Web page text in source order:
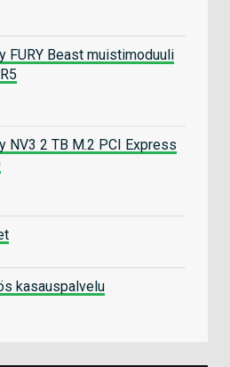
FURY Beast muistimoduuli
NV3 2 TB M.2 PCI Express
kasauspalvelu